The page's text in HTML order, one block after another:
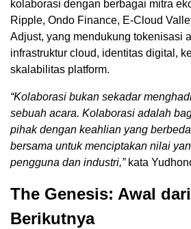
kolaborasi dengan berbagai mitra
Ripple, Ondo Finance, E-Cloud
Adjust, yang mendukung tokenisasi
infrastruktur cloud, identitas digital,
skalabilitas platform.
“Kolaborasi bukan sekadar
sebuah acara. Kolaborasi adalah
pihak dengan keahlian yang
bersama untuk menciptakan nilai
pengguna dan industri,”kata
The Genesis: Awal
Berikutnya